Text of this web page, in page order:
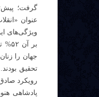
عنوان
ویژگی‌های
جهان را
تحقیق
رویکرد
پادشاهی